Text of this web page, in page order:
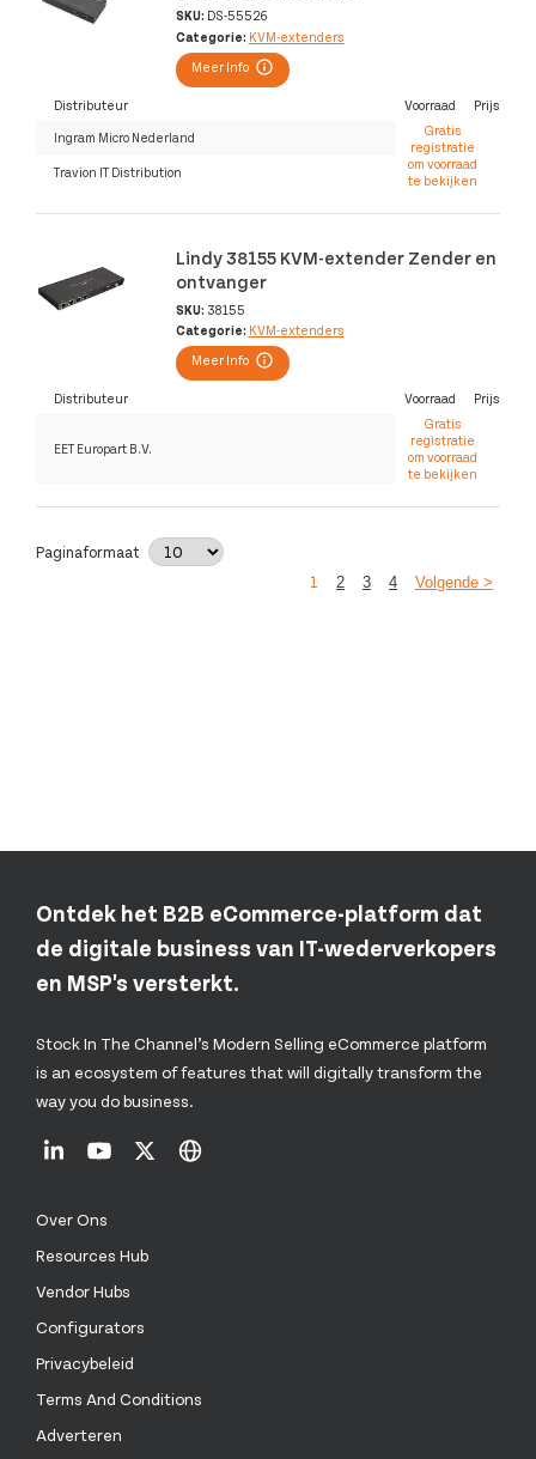
SKU: DS-55526
Categorie: KVM-extenders
Meer Info
Distributeur Voorraad Prijs
Ingram Micro Nederland
Gratis
registratie
om voorraad
te bekijken
Travion IT Distribution
Lindy 38155 KVM-extender Zender en
ontvanger
SKU: 38155
Categorie: KVM-extenders
Meer Info
Distributeur Voorraad Prijs
EET Europart B.V.
Gratis
registratie
om voorraad
te bekijken
Paginaformaat
1
2 3 4 Volgende >
Ontdek het B2B eCommerce-platform dat
de digitale business van IT-wederverkopers
en MSP's versterkt.
Stock In The Channel’s Modern Selling eCommerce platform
is an ecosystem of features that will digitally transform the
way you do business.
Over Ons
Resources Hub
Vendor Hubs
Configurators
Privacybeleid
Terms And Conditions
Adverteren